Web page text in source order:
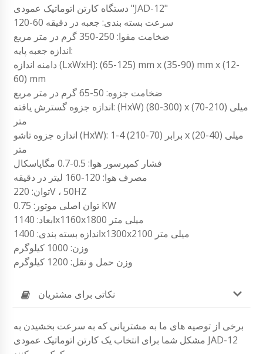
دستگاه کارتن اتوماتیک عمودی "JAD-12"
سرعت بسته بندی: جعبه در دقیقه 60-120
ضخامت مقوا: 250-350 گرم در متر مربع
اندازه جعبه پایه:
دامنه اندازه (LxWxH): (65-125) mm x (35-90) mm x (12-
60) mm
ضخامت جزوه: 50-65 گرم در متر مربع
اندازه جزوه گسترش یافته: (HxW) (80-300) x (70-210) میلی
متر
اندازه جزوه تاشو (HxW): 1-4 برابر (70-210) x (20-40) میلی
متر
فشار کمپرسور هوا: 0.5-0.7 مگاپاسکال
مصرف هوا: 120-160 لیتر در دقیقه
توان: 220V ، 50HZ
توان اصلی موتور: 0.75 KW
ابعاد: 1140x1160x1800 میلی متر
اندازه بسته بندی: 1400x1300x2100 میلی متر
وزن: 1000 کیلوگرم
وزن حمل و نقل: 1200 کیلوگرم
نکاتی برای مشتریان
برخی از توصیه های ما به مشتریانی که به سرعت بخشیدن به
مشکل شما برای انتخاب یک کارتن اتوماتیک عمودی JAD-12